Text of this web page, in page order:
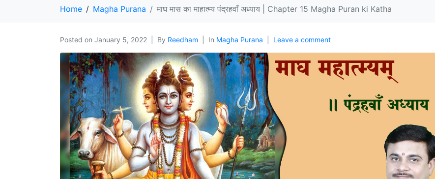
Home Magha Purana माघ मास का माहात्म्य पंद्रहवाँ अध्याय | Chapter 15 Magha Puran ki Katha
Posted on January 5, 2022 By Reedham In Magha Purana Leave a comment